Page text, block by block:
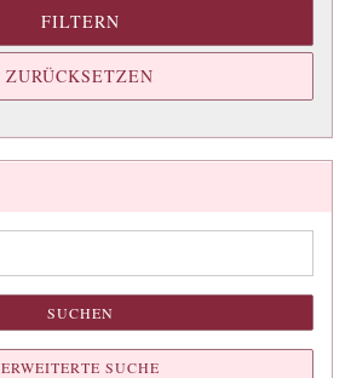
FILTERN
ZURÜCKSETZEN
SUCHEN
ERWEITERTE SUCHE